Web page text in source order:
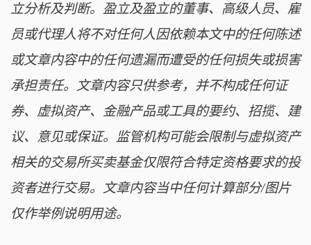
立分析及判断。盈立及盈立的董事、高级人员、雇
员或代理人将不对任何人因依赖本文中的任何陈述
或文章内容中的任何遗漏而遭受的任何损失或损害
承担责任。文章内容只供参考，并不构成任何证
券、虚拟资产、金融产品或工具的要约、招揽、建
议、意见或保证。监管机构可能会限制与虚拟资产
相关的交易所买卖基金仅限符合特定资格要求的投
资者进行交易。文章内容当中任何计算部分/图片
仅作举例说明用途。